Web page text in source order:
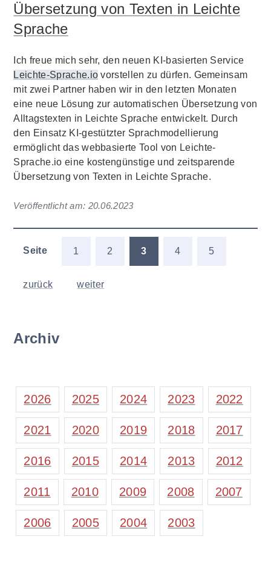
Übersetzung von Texten in Leichte
Sprache
Ich freue mich sehr, den neuen KI-basierten Service
Leichte-Sprache.io vorstellen zu dürfen. Gemeinsam
mit zwei Partner haben wir in den letzten Monaten
eine neue Lösung zur automatischen Übersetzung von
Alltagstexten in Leichte Sprache entwickelt. Durch
den Einsatz KI-gestützter Sprachmodellierung
ermöglicht das webbasierte Tool von Leichte-
Sprache.io eine kostengünstige und zeitsparende
Übersetzung von Texten in Leichte Sprache.
Veröffentlicht am: 20.06.2023
Seite 1 2 3 4 5
zurück weiter
Archiv
2026 2025 2024 2023 2022
2021 2020 2019 2018 2017
2016 2015 2014 2013 2012
2011 2010 2009 2008 2007
2006 2005 2004 2003